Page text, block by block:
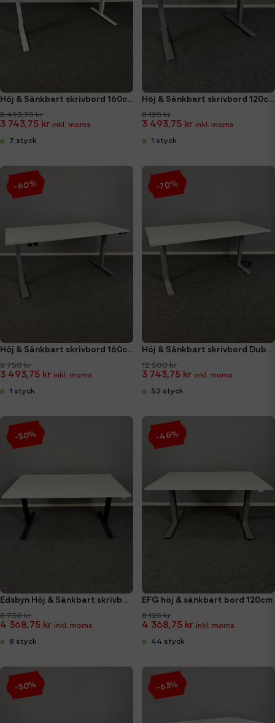
Höj & Sänkbart skrivbord 160cm Edsbyn Ljusgrå
8 493,75 kr
3 743,75 kr
7 styck
Höj & Sänkbart skrivbord 120cm Kenson
8 125 kr
3 493,75 kr
1 styck
Höj & Sänkbart skrivbord 160cm Kenson
8 750 kr
3 493,75 kr
1 styck
-60%
Höj & Sänkbart skrivbord Duba B8 160 (ny bordsskiva)
12 500 kr
3 743,75 kr
52 styck
-70%
Edsbyn Höj & Sänkbart skrivbord 140cm
8 750 kr
4 368,75 kr
8 styck
-50%
EFG höj & sänkbart bord 120cm
8 125 kr
4 368,75 kr
44 styck
-46%
-50% -63%